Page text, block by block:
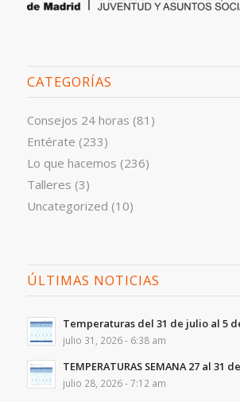
CATEGORÍAS
Consejos 24 horas (81)
Entérate (233)
Lo que hacemos (236)
Talleres (3)
Uncategorized (10)
ÚLTIMAS NOTICIAS
Temperaturas del 31 de julio al 5
julio 31, 2026 - 6:38 am
TEMPERATURAS SEMANA 27 al 31
julio 28, 2026 - 7:12 am